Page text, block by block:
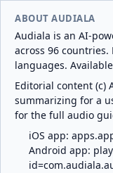
ABOUT AUDIALA
Audiala is an AI-
across 96 countries.
languages.
Editorial content (c)
summarizing for a
for the full audio
iOS app:
Android app: